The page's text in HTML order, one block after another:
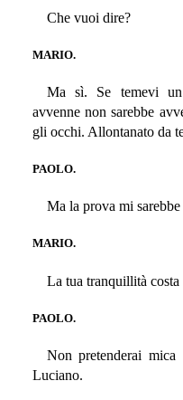
Che vuoi dire?
MARIO.
Ma sì. Se temevi
avvenne non sarebbe
gli occhi. Allontanato da
PAOLO.
Ma la prova mi sarebbe
MARIO.
La tua tranquillità
PAOLO.
Non pretenderai
Luciano.